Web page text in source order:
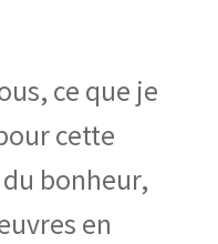
ce que je
cette
bonheur,
en